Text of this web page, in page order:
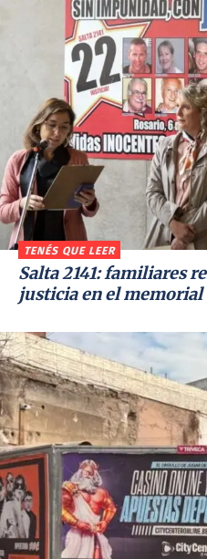
TENÉS QUE LEER
Salta 2141: familiares
justicia en el memorial